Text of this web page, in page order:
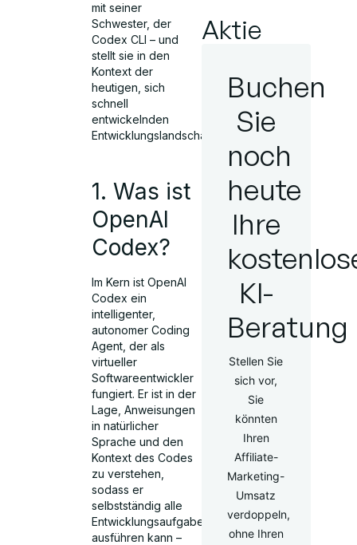
mit seiner
Schwester, der
Codex CLI – und
stellt sie in den
Kontext der
heutigen, sich
schnell
entwickelnden
Entwicklungslandschaft.
1. Was ist
OpenAI
Codex?
Im Kern ist OpenAI
Codex ein
intelligenter,
autonomer Coding
Agent, der als
virtueller
Softwareentwickler
fungiert. Er ist in der
Lage, Anweisungen
in natürlicher
Sprache und den
Kontext des Codes
zu verstehen,
sodass er
selbstständig alle
Entwicklungsaufgaben
ausführen kann –
Aktie
Buchen
Sie
noch
heute
Ihre
KI-
Beratung
Stellen Sie
sich vor,
Sie
könnten
Ihren
Affiliate-
Marketing-
Umsatz
verdoppeln,
ohne Ihren